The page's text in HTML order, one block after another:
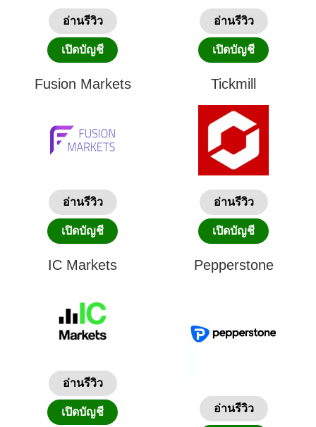
อ่านรีวิว
เปิดบัญชี
อ่านรีวิว
เปิดบัญชี
Fusion Markets
อ่านรีวิว
เปิดบัญชี
Tickmill
อ่านรีวิว
เปิดบัญชี
IC Markets
อ่านรีวิว
เปิดบัญชี
Pepperstone
อ่านรีวิว